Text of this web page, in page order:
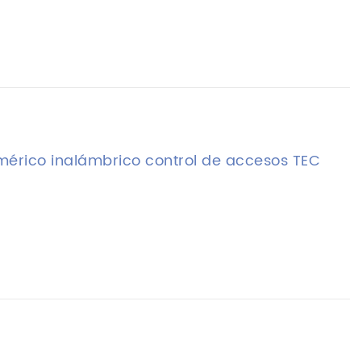
inalámbrico control de accesos TEC